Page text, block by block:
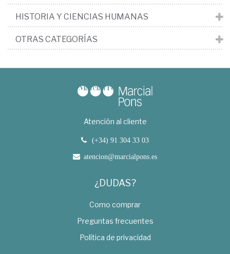
HISTORIA Y CIENCIAS HUMANAS
OTRAS CATEGORÍAS
Atención al cliente
(+34) 91 304 33 03
atencion@marcialpons.es
¿DUDAS?
Como comprar
Preguntas frecuentes
Política de privacidad